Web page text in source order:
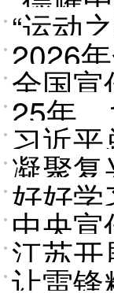
“运动
2026
全国
25年
习近
凝聚
新局面
好好
中央
江苏开
让雷